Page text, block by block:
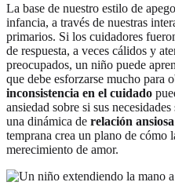
La base de nuestro estilo de
infancia, a través de nuestras
primarios. Si los cuidadores
de respuesta, a veces cálidos y
preocupados, un niño puede
que debe esforzarse mucho para
inconsistencia en el cuidado
ansiedad sobre si sus
una dinámica de relación ansiosa
temprana crea un plano de cómo
merecimiento de amor.